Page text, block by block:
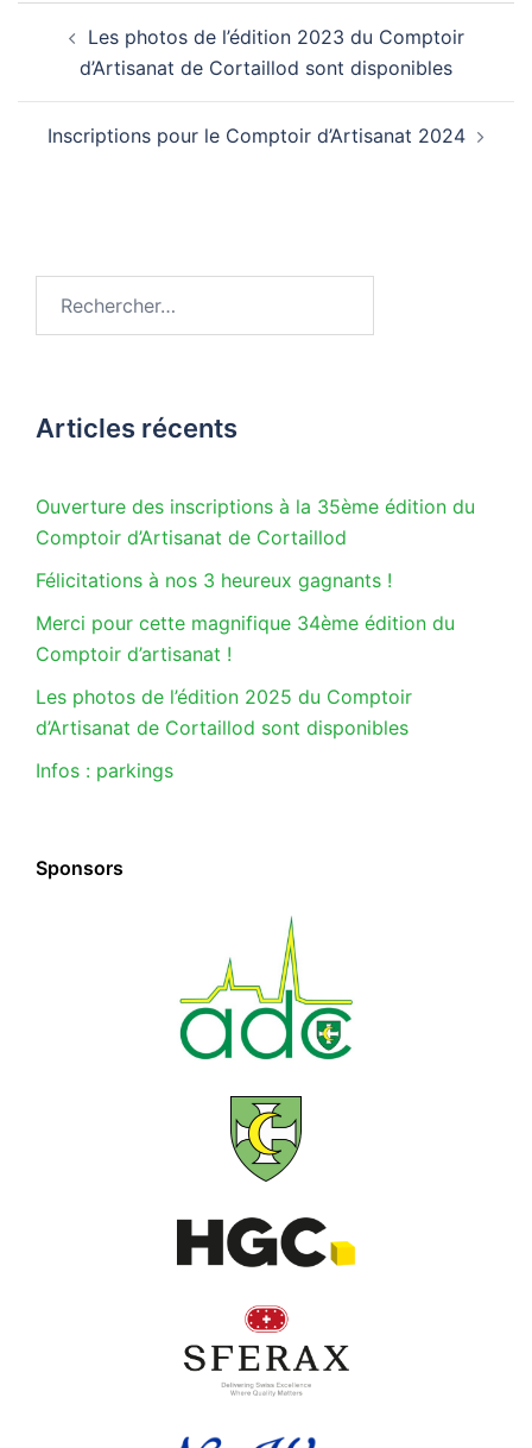
d’articleLes photos de l’édition 2023 du Comptoir
d’Artisanat de Cortaillod sont disponibles
Inscriptions pour le Comptoir d’Artisanat 2024
Articles récents
Ouverture des inscriptions à la 35ème édition du
Comptoir d’Artisanat de Cortaillod
Félicitations à nos 3 heureux gagnants !
Merci pour cette magnifique 34ème édition du
Comptoir d’artisanat !
Les photos de l’édition 2025 du Comptoir
d’Artisanat de Cortaillod sont disponibles
Infos : parkings
Sponsors